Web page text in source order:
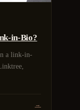
in-Bio?
a link-in-
→